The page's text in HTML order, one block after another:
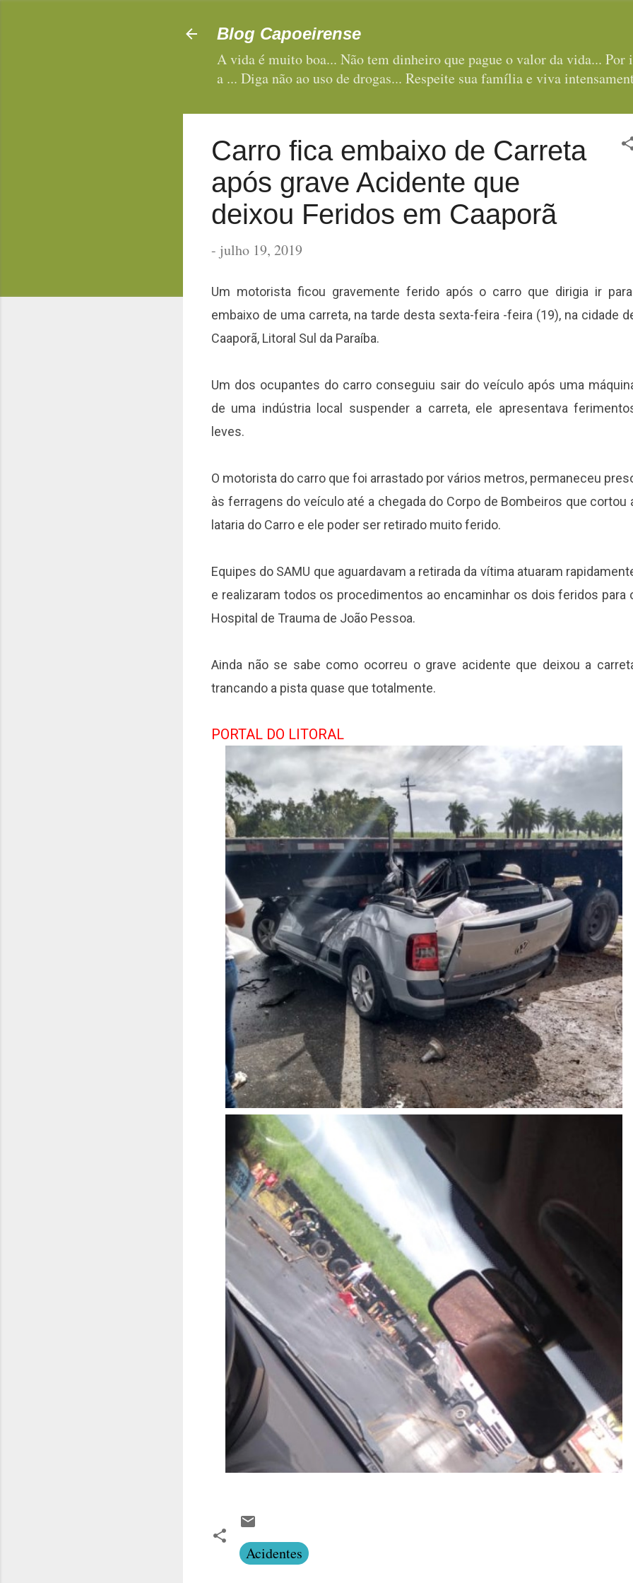
Blog Capoeirense
A vida é muito boa... Não tem dinheiro que pague o valor da vida... Por
a ... Diga não ao uso de drogas... Respeite sua família e viva
Carro fica embaixo de Carreta
após grave Acidente que
deixou Feridos em Caaporã
- julho 19, 2019
Um motorista ficou gravemente ferido após o carro que dirigia ir
embaixo de uma carreta, na tarde desta sexta-feira -feira (19), na cidade
Caaporã, Litoral Sul da Paraíba.
Um dos ocupantes do carro conseguiu sair do veículo após uma
de uma indústria local suspender a carreta, ele apresentava
leves.
O motorista do carro que foi arrastado por vários metros, permaneceu
às ferragens do veículo até a chegada do Corpo de Bombeiros que cortou
lataria do Carro e ele poder ser retirado muito ferido.
Equipes do SAMU que aguardavam a retirada da vítima atuaram
e realizaram todos os procedimentos ao encaminhar os dois feridos para
Hospital de Trauma de João Pessoa.
Ainda não se sabe como ocorreu o grave acidente que deixou a
trancando a pista quase que totalmente.
PORTAL DO LITORAL
Acidentes